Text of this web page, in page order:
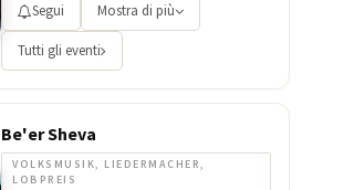
Segui Mostra di più
Tutti gli eventi
Be'er Sheva
VOLKSMUSIK, LIEDERMACHER,
LOBPREIS